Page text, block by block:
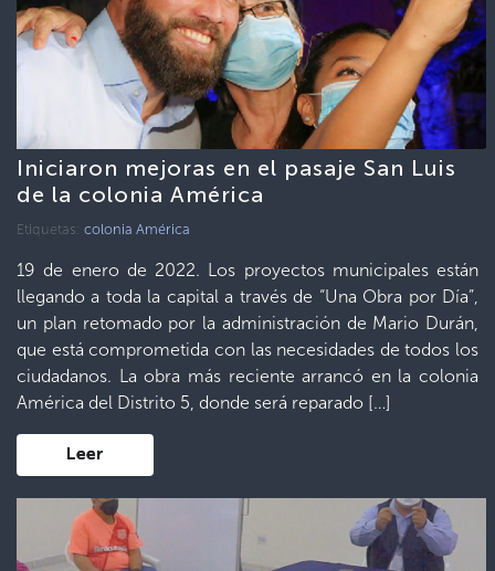
Iniciaron mejoras en el pasaje San Luis
de la colonia América
Etiquetas: colonia América
19 de enero de 2022. Los proyectos municipales están
llegando a toda la capital a través de “Una Obra por Día”,
un plan retomado por la administración de Mario Durán,
que está comprometida con las necesidades de todos los
ciudadanos. La obra más reciente arrancó en la colonia
América del Distrito 5, donde será reparado […]
Leer